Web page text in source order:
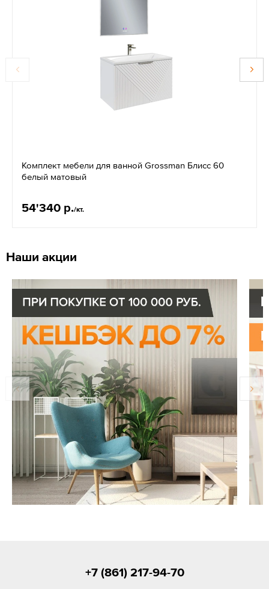
Комплект мебели для ванной Grossman Блисс 60
белый матовый
54'340 р./кт.
Наши акции
+7 (861) 217-94-70